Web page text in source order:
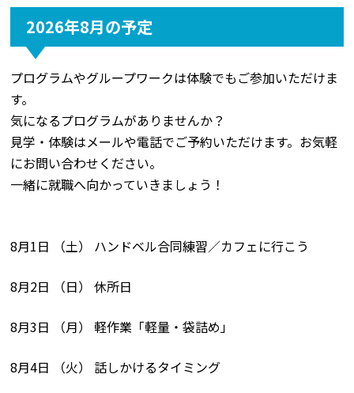
2026年8月の予定
プログラムやグループワークは体験でもご参加いただけま
す。
気になるプログラムがありませんか？
見学・体験はメールや電話でご予約いただけます。お気軽
にお問い合わせください。
一緒に就職へ向かっていきましょう！
8月1日 （土） ハンドベル合同練習／カフェに行こう
8月2日 （日） 休所日
8月3日 （月） 軽作業「軽量・袋詰め」
8月4日 （火） 話しかけるタイミング